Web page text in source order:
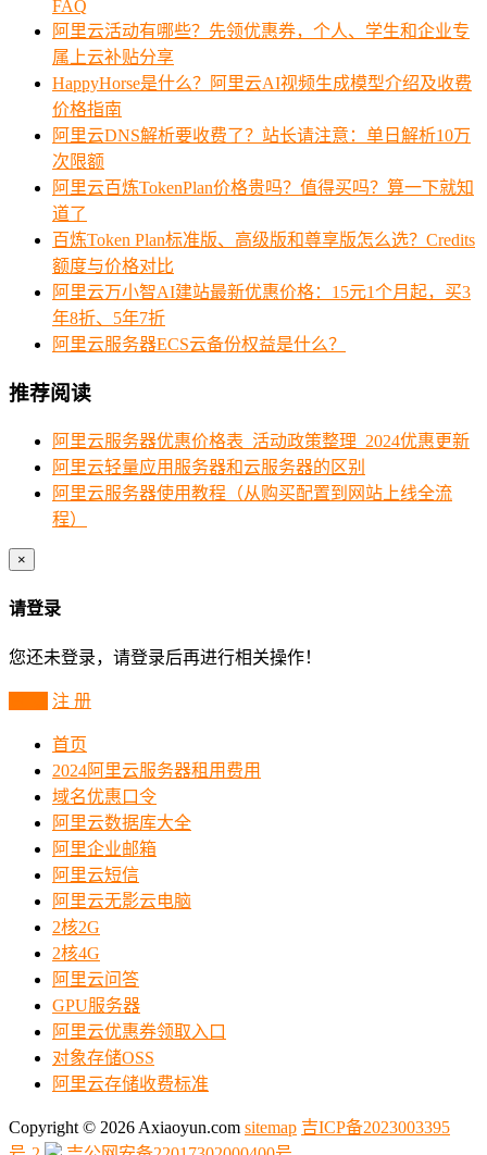
FAQ
阿里云活动有哪些？先领优惠券，个人、学生和企业专
属上云补贴分享
HappyHorse是什么？阿里云AI视频生成模型介绍及收费
价格指南
阿里云DNS解析要收费了？站长请注意：单日解析10万
次限额
阿里云百炼TokenPlan价格贵吗？值得买吗？算一下就知
道了
百炼Token Plan标准版、高级版和尊享版怎么选？Credits
额度与价格对比
阿里云万小智AI建站最新优惠价格：15元1个月起，买3
年8折、5年7折
阿里云服务器ECS云备份权益是什么？
推荐阅读
阿里云服务器优惠价格表_活动政策整理_2024优惠更新
阿里云轻量应用服务器和云服务器的区别
阿里云服务器使用教程（从购买配置到网站上线全流
程）
×
请登录
您还未登录，请登录后再进行相关操作！
注 册
首页
2024阿里云服务器租用费用
域名优惠口令
阿里云数据库大全
阿里企业邮箱
阿里云短信
阿里云无影云电脑
2核2G
2核4G
阿里云问答
GPU服务器
阿里云优惠券领取入口
对象存储OSS
阿里云存储收费标准
Copyright © 2026 Axiaoyun.com sitemap 吉ICP备2023003395